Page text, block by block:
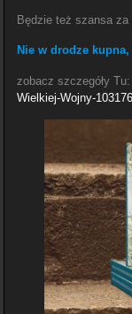
Będzie też szansa za
Nie w drodze
zobacz szczegóły Tu:
Wielkiej-Wojny-